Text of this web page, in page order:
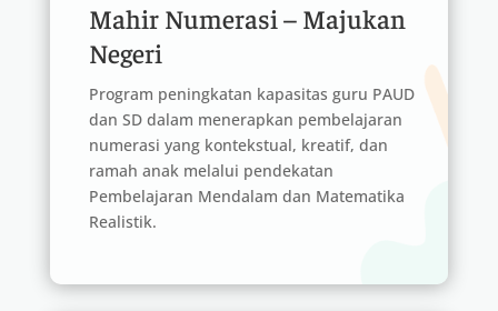
Mahir Numerasi – Majukan
Negeri
Program peningkatan kapasitas guru PAUD
dan SD dalam menerapkan pembelajaran
numerasi yang kontekstual, kreatif, dan
ramah anak melalui pendekatan
Pembelajaran Mendalam dan Matematika
Realistik.